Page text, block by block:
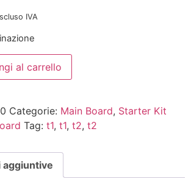
IVA
al carrello
Categorie: Main Board, Starter Kit
Tag: t1, t1, t2, t2
aggiuntive